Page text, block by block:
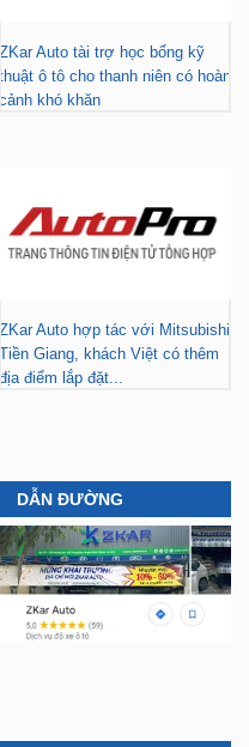
ZKar Auto tài trợ học bổng kỹ
thuật ô tô cho thanh niên có hoàn
cảnh khó khăn
ZKar Auto hợp tác với Mitsubishi
Tiền Giang, khách Việt có thêm
địa điểm lắp đặt...
DẪN ĐƯỜNG